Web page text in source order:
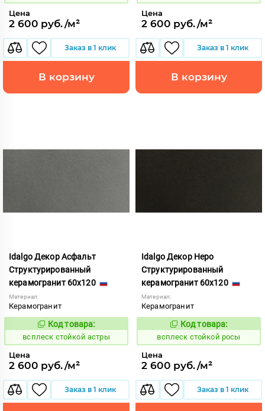
Цена
2 600 руб./м²
Заказ в 1 клик
В корзину
Цена
2 600 руб./м²
Заказ в 1 клик
В корзину
Idalgo Декор Асфальт
Структурированный
керамогранит 60x120
Материал:
Керамогранит
246706
Код товара:
всплеск стойкой астры
Цена
2 600 руб./м²
Заказ в 1 клик
Idalgo Декор Неро
Структурированный
керамогранит 60x120
Материал:
Керамогранит
246707
Код товара:
всплеск стойкой росы
Цена
2 600 руб./м²
Заказ в 1 клик